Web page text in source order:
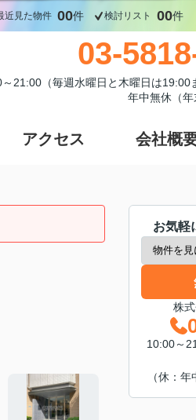
近見た物件 00件 検討リスト 00件
03-
21:00（毎週水曜日と木曜日は19:00
年中無休（年
アクセス 会社概
お気軽
株
10:00～
（休：